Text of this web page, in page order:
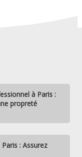
à Paris :
propreté
: Assurez